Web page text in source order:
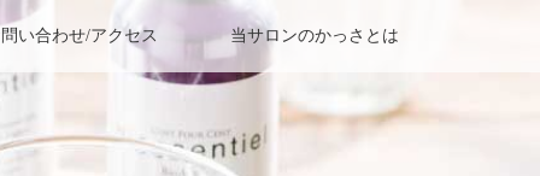
い合わせ/アクセス 当サロンのかっさとは